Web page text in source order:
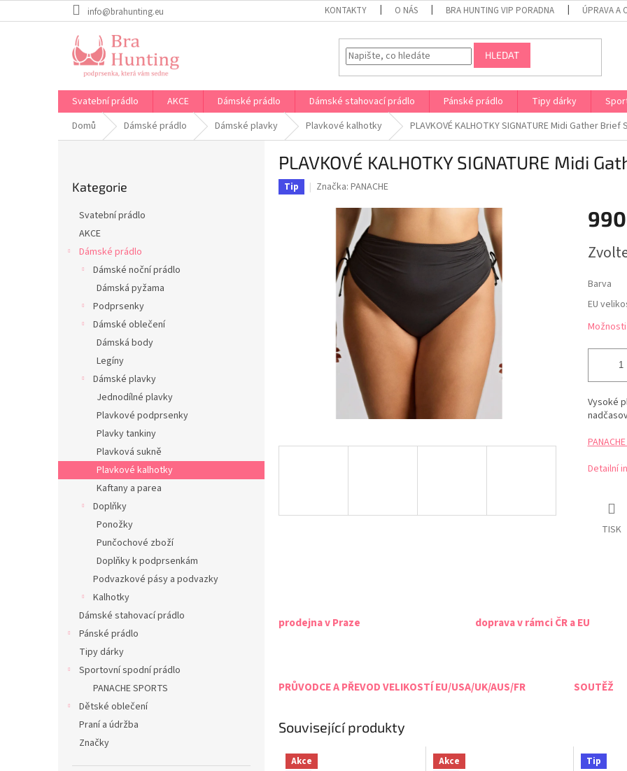
na
info@brahunting.eu KONTAKTY O NÁS BRA HUNTING VIP PORADNA ÚPRAVA A
HLEDAT
Svatební prádlo AKCE Dámské prádlo Dámské stahovací prádlo Pánské prádlo Tipy dárky
Domů
Dámské prádlo Dámské plavky Plavkové kalhotky PLAVKOVÉ KALHOTKY SIGNATURE Midi Gather Brief
kategorie
Kategorie
Svatební prádlo
AKCE
Dámské prádlo
Dámské noční prádlo
Dámská pyžama
Podprsenky
Dámské oblečení
Dámská body
Legíny
Dámské plavky
Jednodílné plavky
Plavkové podprsenky
Plavky tankiny
Plavková sukně
Plavkové kalhotky
Kaftany a parea
Doplňky
Ponožky
Punčochové zboží
Doplňky k podprsenkám
Podvazkové pásy a podvazky
Kalhotky
Dámské stahovací prádlo
Pánské prádlo
Tipy dárky
Sportovní spodní prádlo
PANACHE SPORTS
Dětské oblečení
Praní a údržba
Značky
PLAVKOVÉ KALHOTKY SIGNATURE Midi
Tip Značka: PANACHE
cena:
Barva
EU
Vysoké
Detailní
TISK
prodejna v Praze doprava v rámci ČR a EU
PRŮVODCE A PŘEVOD VELIKOSTÍ EU/USA/UK/AUS/FR SOUTĚŽ
Související produkty
Akce
Akce
Tip